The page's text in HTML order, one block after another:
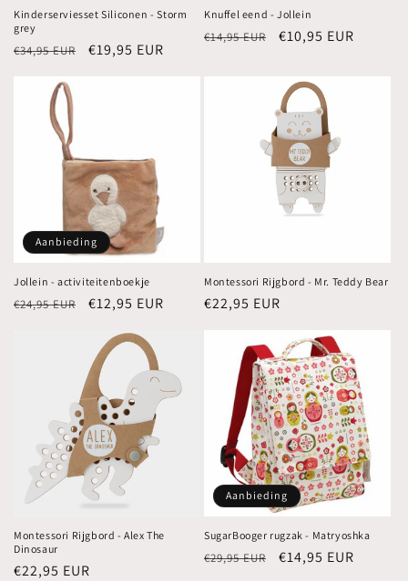
Kinderserviesset Siliconen - Storm
grey
Normale
€34,95 EUR Aanbiedingsprijs
€19,95 EUR
Knuffel eend - Jollein
Normale
€14,95 EUR Aanbiedingsprijs
€10,95 EUR
Aanbieding
Jollein - activiteitenboekje
Normale
€24,95 EUR Aanbiedingsprijs
€12,95 EUR
Montessori Rijgbord - Mr. Teddy Bear
Normale
€22,95 EUR
Montessori Rijgbord - Alex The
Dinosaur
Normale
€22,95 EUR
Aanbieding
SugarBooger rugzak - Matryoshka
Normale
€29,95 EUR Aanbiedingsprijs
€14,95 EUR